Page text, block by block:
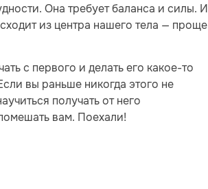
Она требует баланса и силы. И
из центра нашего тела — проще
с первого и делать его какое-то
вы раньше никогда этого не
получать от него
вам. Поехали!